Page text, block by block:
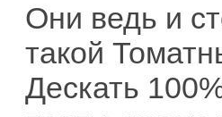
Они ведь и
такой
Дескать